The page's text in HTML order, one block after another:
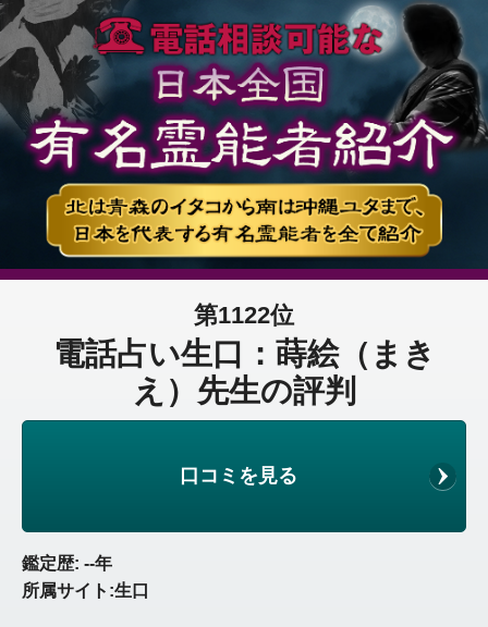
第1122位
電話占い生口：蒔絵（まき
え）先生の評判
口コミを見る
鑑定歴: --年
所属サイト:生口